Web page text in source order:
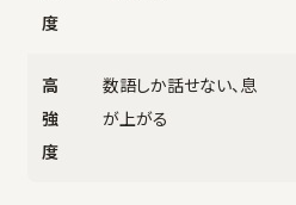
度
高
強
度
数語しか話せない、息
が上がる